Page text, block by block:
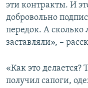
эти контракты. И
добровольно
передок. А сколько
заставляли», –
«Как это
получил сапоги,